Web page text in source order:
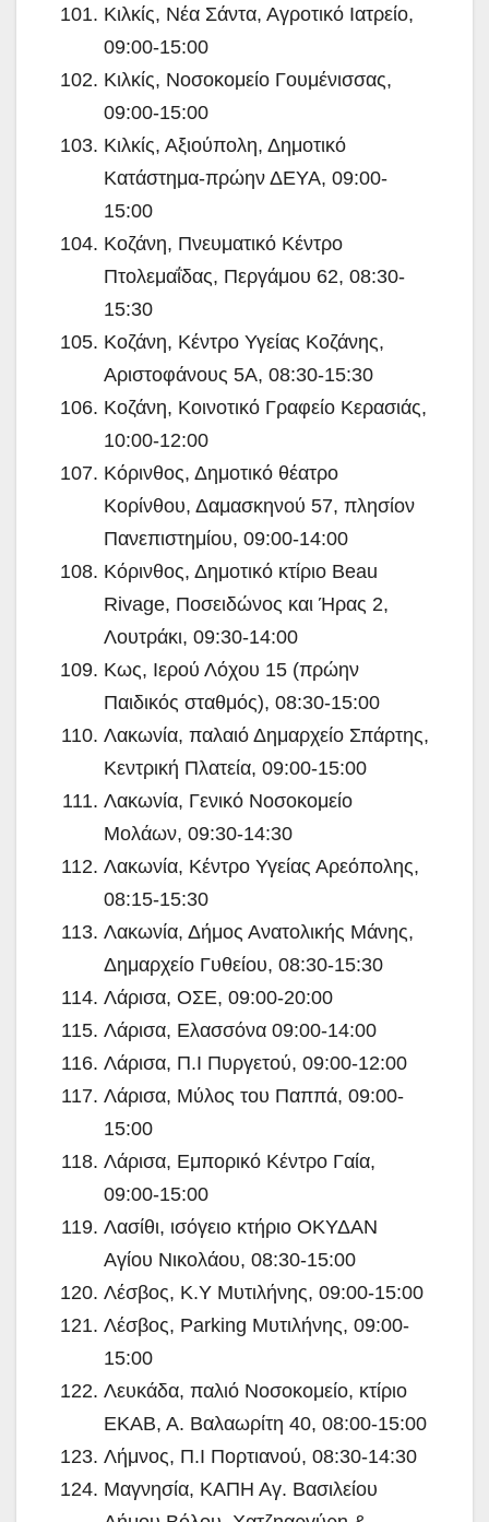
Κιλκίς, Νέα Σάντα, Αγροτικό Ιατρείο,
09:00-15:00
Κιλκίς, Νοσοκομείο Γουμένισσας,
09:00-15:00
Κιλκίς, Αξιούπολη, Δημοτικό
Κατάστημα-πρώην ΔΕΥΑ, 09:00-
15:00
Κοζάνη, Πνευματικό Κέντρο
Πτολεμαΐδας, Περγάμου 62, 08:30-
15:30
Κοζάνη, Κέντρο Υγείας Κοζάνης,
Αριστοφάνους 5Α, 08:30-15:30
Κοζάνη, Κοινοτικό Γραφείο Κερασιάς,
10:00-12:00
Κόρινθος, Δημοτικό θέατρο
Κορίνθου, Δαμασκηνού 57, πλησίον
Πανεπιστημίου, 09:00-14:00
Κόρινθος, Δημοτικό κτίριο Beau
Rivage, Ποσειδώνος και Ήρας 2,
Λουτράκι, 09:30-14:00
Κως, Ιερού Λόχου 15 (πρώην
Παιδικός σταθμός), 08:30-15:00
Λακωνία, παλαιό Δημαρχείο Σπάρτης,
Κεντρική Πλατεία, 09:00-15:00
Λακωνία, Γενικό Νοσοκομείο
Μολάων, 09:30-14:30
Λακωνία, Κέντρο Υγείας Αρεόπολης,
08:15-15:30
Λακωνία, Δήμος Ανατολικής Μάνης,
Δημαρχείο Γυθείου, 08:30-15:30
Λάρισα, ΟΣΕ, 09:00-20:00
Λάρισα, Ελασσόνα 09:00-14:00
Λάρισα, Π.Ι Πυργετού, 09:00-12:00
Λάρισα, Μύλος του Παππά, 09:00-
15:00
Λάρισα, Εμπορικό Κέντρο Γαία,
09:00-15:00
Λασίθι, ισόγειο κτήριο ΟΚΥΔΑΝ
Αγίου Νικολάου, 08:30-15:00
Λέσβος, Κ.Υ Μυτιλήνης, 09:00-15:00
Λέσβος, Parking Μυτιλήνης, 09:00-
15:00
Λευκάδα, παλιό Νοσοκομείο, κτίριο
ΕΚΑΒ, Α. Βαλαωρίτη 40, 08:00-15:00
Λήμνος, Π.Ι Πορτιανού, 08:30-14:30
Μαγνησία, ΚΑΠΗ Αγ. Βασιλείου